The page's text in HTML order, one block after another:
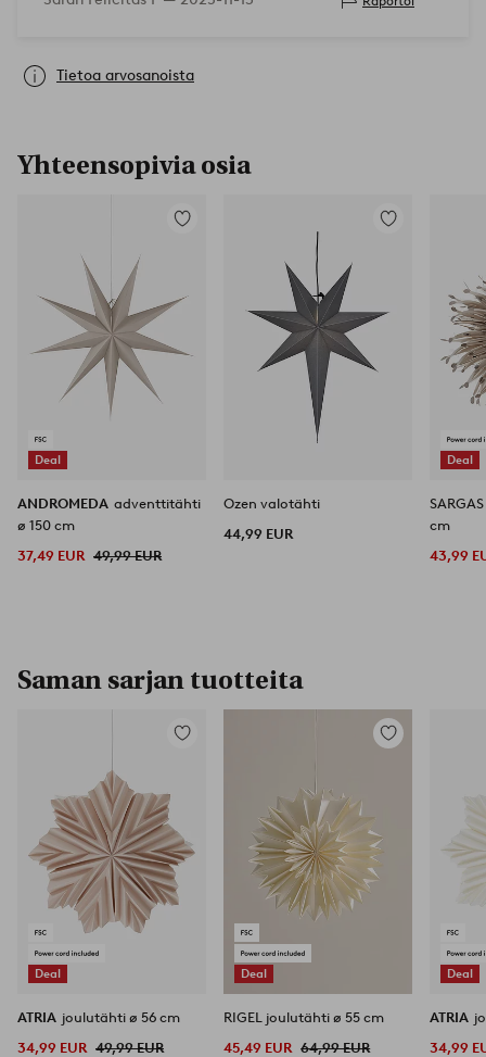
Tietoa arvosanoista
Yhteensopivia osia
Deal
Lisää
ANDROMEDA adventtitähti
ø 150 cm
37,49 EUR 49,99 EUR
Lisää
Ozen valotähti
44,99 EUR
Deal
cm
43,99
Saman sarjan tuotteita
Deal
Lisää
ATRIA joulutähti ø 56 cm
34,99 EUR 49,99 EUR
Deal
Lisää
RIGEL joulutähti ø 55 cm
45,49 EUR 64,99 EUR
Deal
ATRIA
34,99